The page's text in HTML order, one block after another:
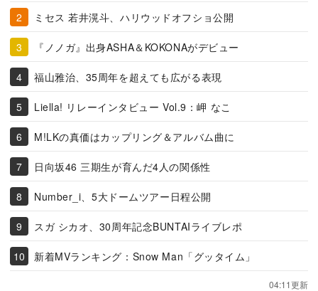
ミセス 若井滉斗、ハリウッドオフショ公開
『ノノガ』出身ASHA＆KOKONAがデビュー
福山雅治、35周年を超えても広がる表現
Liella! リレーインタビュー Vol.9：岬 なこ
M!LKの真価はカップリング＆アルバム曲に
日向坂46 三期生が育んだ4人の関係性
Number_i、5大ドームツアー日程公開
スガ シカオ、30周年記念BUNTAIライブレポ
新着MVランキング：Snow Man「グッタイム」
04:11更新